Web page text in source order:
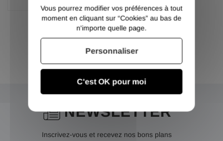
NEWSLETTER
Inscrivez-vous et recevez nos bons plans
Vous pourrez modifier vos préférences à tout
moment en cliquant sur “Cookies” au bas de
n'importe quelle page.
C'est OK pour moi
Personnaliser